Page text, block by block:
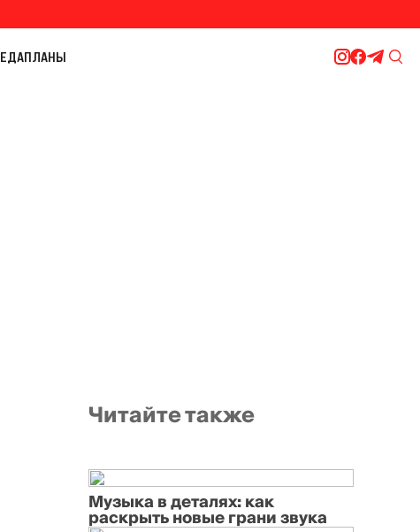
ЕДАПЛАНЫ
Читайте также
Музыка в деталях: как
раскрыть новые грани звука